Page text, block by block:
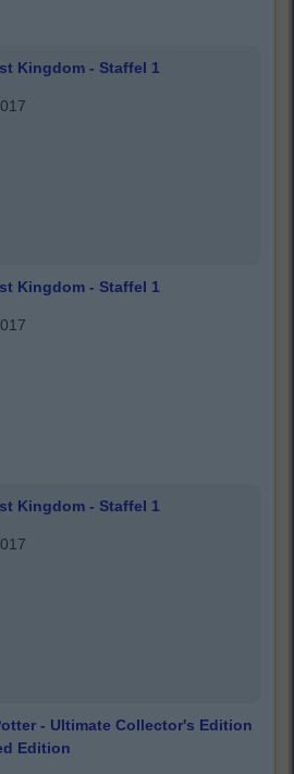
Kingdom - Staffel 1
Kingdom - Staffel 1
Kingdom - Staffel 1
- Ultimate Collector's Edition
Edition